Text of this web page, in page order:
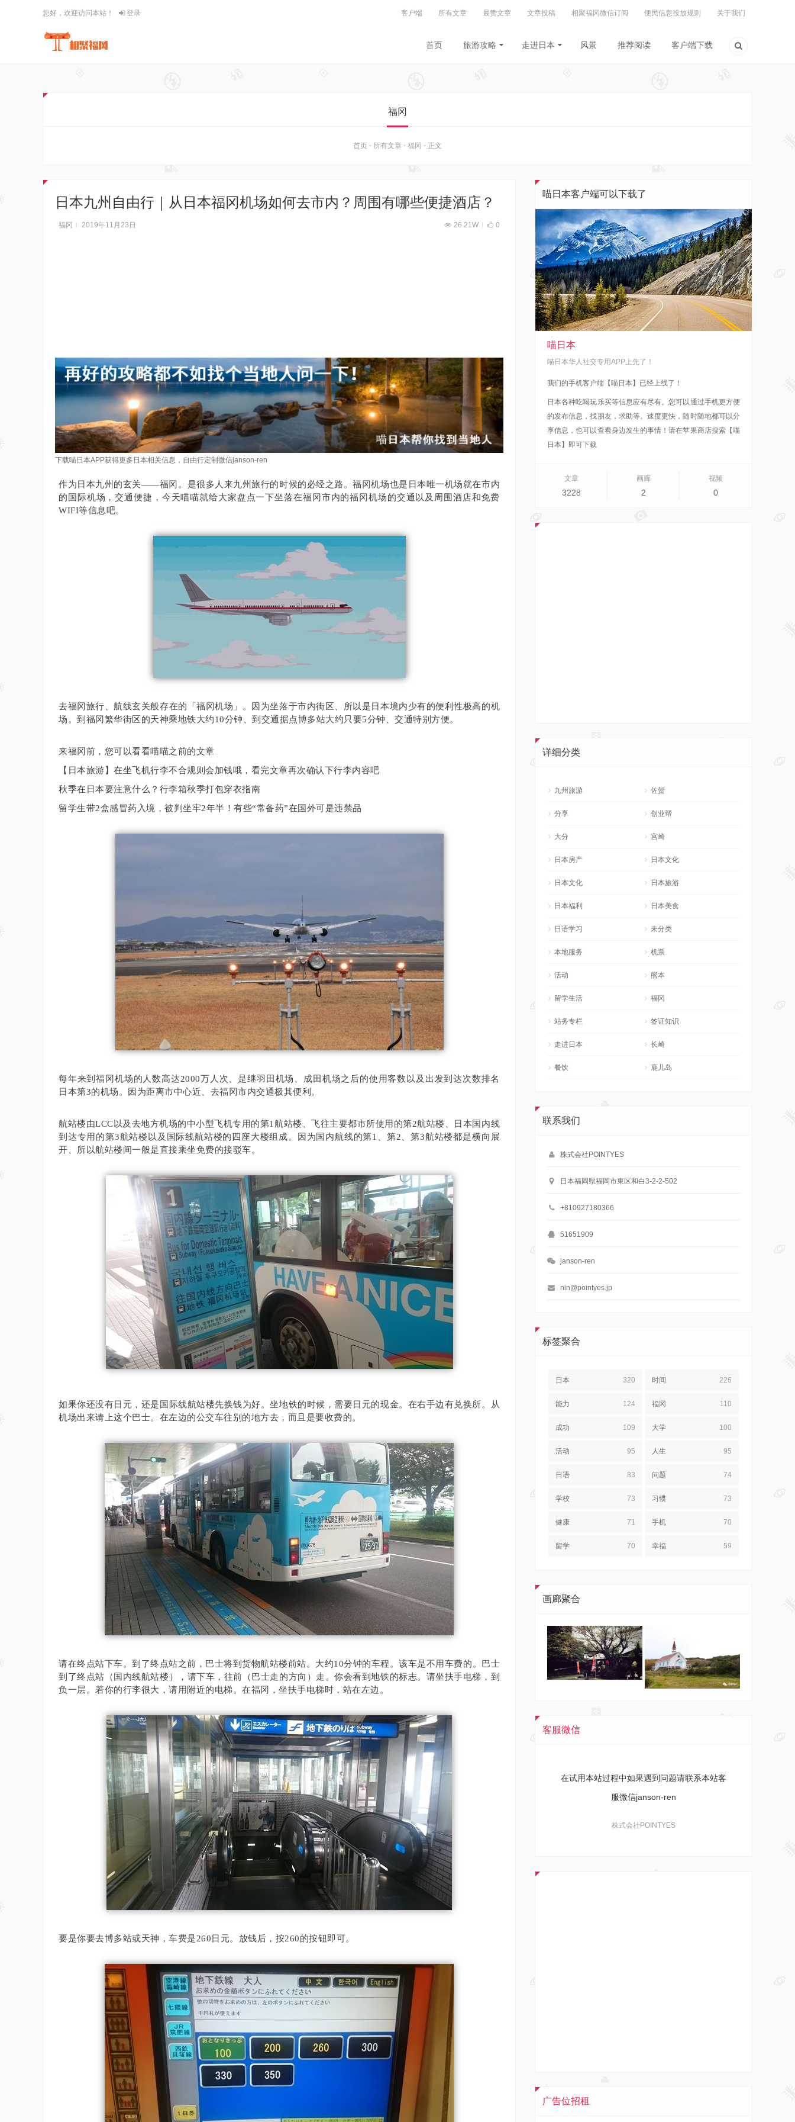
您好，欢迎访问本站！ 登录 客户端 所有文章 最赞文章 文章投稿 相聚福冈微信订阅 便民信息投放规则 关于我们
首页 旅游攻略 走进日本 风景 推荐阅读 客户端下载
福冈
首页 - 所有文章 - 福冈 - 正文
日本九州自由行｜从日本福冈机场如何去市内？周围有哪些便捷酒店？
福冈 2019年11月23日 26.21W 0
下载喵日本APP获得更多日本相关信息，自由行定制微信janson-ren
作为日本九州的玄关——福冈。 是很多人来九州旅行的时候的必经之路。福冈机场也是日本唯一机场就在市内
的国际机场，交通便捷，今天喵喵就给大家盘点一下坐落在福冈市内的福冈机场的交通以及周围酒店和免费
WIFI等信息吧。
去福冈旅行、航线玄关般存在的「福冈机场」。 因为坐落于市内街区、所以是日本境内少有的便利性极高的机
场。 到福冈繁华街区的天神乘地铁大约10分钟、到交通据点博多站大约只要5分钟、交通特别方便。
来福冈前，您可以看看喵喵之前的文章
【日本旅游】在坐飞机行李不合规则会加钱哦，看完文章再次确认下行李内容吧
秋季在日本要注意什么？ 行李箱秋季打包穿衣指南
留学生带2盒感冒药入境，被判坐牢2年半！ 有些“常备药”在国外可是违禁品
每年来到福冈机场的人数高达2000万人次、是继羽田机场、成田机场之后的使用客数以及出发到达次数排名
日本第3的机场。
因为距离市中心近、去福冈市内交通极其便利。
航站楼由LCC以及去地方机场的中小型飞机专用的第1航站楼、飞往主要都市所使用的第2航站楼、日本国内线
到达专用的第3航站楼以及国际线航站楼的四座大楼组成。
因为国内航线的第1、第2、第3航站楼都是横向展
开、所以航站楼间一般是直接乘坐免费的接驳车。
如果你还没有日元，还是国际线航站楼先换钱为好。坐地铁的时候，需要日元的现金。 在右手边有兑换所。
从
机场出来请上这个巴士。 在左边的公交车往别的地方去，而且是要收费的。
请在终点站下车。到了终点站之前，巴士将到货物航站楼前站。 大约10分钟的车程。该车是不用车费的。
巴士
到了终点站（国内线航站楼），请下车，往前（巴士走的方向）走。你会看到地铁的标志。 请坐扶手电梯，到
负一层。 若你的行李很大，请用附近的电梯。 在福冈，坐扶手电梯时，站在左边。
要是你要去博多站或天神，车费是260日元。 放钱后，按260的按钮即可。
喵日本客户端可以下载了
喵日本
喵日本华人社交专用APP上先了！
我们的手机客户端【喵日本】已经上线了！
日本各种吃喝玩乐买等信息应有尽有。您可以通过手机更方便
的发布信息，找朋友，求助等。速度更快，随时随地都可以分
享信息，也可以查看身边发生的事情！请在苹果商店搜索【喵
日本】即可下载
文章
3228
画廊
2
视频
0
详细分类
九州旅游 佐贺
分享 创业帮
大分 宫崎
日本房产 日本文化
日本文化 日本旅游
日本福利 日本美食
日语学习 未分类
本地服务 机票
活动 熊本
留学生活 福冈
站务专栏 签证知识
走进日本 长崎
餐饮 鹿儿岛
联系我们
株式会社POINTYES
日本福岡県福岡市東区和白3-2-2-502
+810927180366
51651909
janson-ren
nin@pointyes.jp
标签聚合
日本 320 时间 226
能力 124 福冈 110
成功 109 大学 100
活动 95 人生 95
日语 83 问题 74
学校 73 习惯 73
健康 71 手机 70
留学 70 幸福 59
画廊聚合
客服微信
在试用本站过程中如果遇到问题请联系本站客
服微信janson-ren
株式会社POINTYES
广告位招租